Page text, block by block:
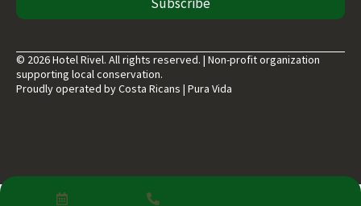
© 2026 Hotel Rivel. All rights reserved. | Non-profit organization
supporting local conservation.
Proudly operated by Costa Ricans | Pura Vida